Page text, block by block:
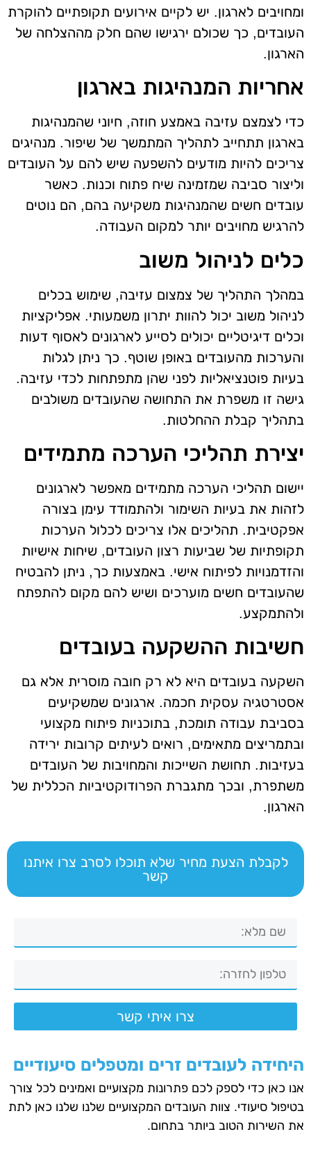
ומחויבים לארגון. יש לקיים אירועים תקופתיים להוקרת
העובדים, כך שכולם ירגישו שהם חלק מההצלחה של
הארגון.
אחריות המנהיגות בארגון
כדי לצמצם עזיבה באמצע חוזה, חיוני שהמנהיגות
בארגון תתחייב לתהליך המתמשך של שיפור. מנהיגים
צריכים להיות מודעים להשפעה שיש להם על העובדים
וליצור סביבה שמזמינה שיח פתוח וכנות. כאשר
עובדים חשים שהמנהיגות משקיעה בהם, הם נוטים
להרגיש מחויבים יותר למקום העבודה.
כלים לניהול משוב
במהלך התהליך של צמצום עזיבה, שימוש בכלים
לניהול משוב יכול להוות יתרון משמעותי. אפליקציות
וכלים דיגיטליים יכולים לסייע לארגונים לאסוף דעות
והערכות מהעובדים באופן שוטף. כך ניתן לגלות
בעיות פוטנציאליות לפני שהן מתפתחות לכדי עזיבה.
גישה זו משפרת את התחושה שהעובדים משולבים
בתהליך קבלת ההחלטות.
יצירת תהליכי הערכה מתמידים
יישום תהליכי הערכה מתמידים מאפשר לארגונים
לזהות את בעיות השימור ולהתמודד עימן בצורה
אפקטיבית. תהליכים אלו צריכים לכלול הערכות
תקופתיות של שביעות רצון העובדים, שיחות אישיות
והזדמנויות לפיתוח אישי. באמצעות כך, ניתן להבטיח
שהעובדים חשים מוערכים ושיש להם מקום להתפתח
ולהתמקצע.
חשיבות ההשקעה בעובדים
השקעה בעובדים היא לא רק חובה מוסרית אלא גם
אסטרטגיה עסקית חכמה. ארגונים שמשקיעים
בסביבת עבודה תומכת, בתוכניות פיתוח מקצועי
ובתמריצים מתאימים, רואים לעיתים קרובות ירידה
בעזיבות. תחושת השייכות והמחויבות של העובדים
משתפרת, ובכך מתגברת הפרודוקטיביות הכללית של
הארגון.
לקבלת הצעת מחיר שלא תוכלו לסרב צרו איתנו
קשר
צרו איתי קשר
היחידה לעובדים זרים ומטפלים סיעודיים
אנו כאן כדי לספק לכם פתרונות מקצועיים ואמינים לכל צורך
בטיפול סיעודי. צוות העובדים המקצועיים שלנו שלנו כאן לתת
את השירות הטוב ביותר בתחום.